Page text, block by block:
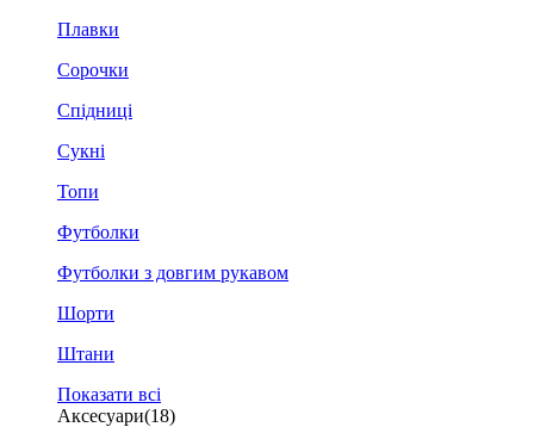
Плавки
Сорочки
Спідниці
Сукні
Топи
Футболки
Футболки з довгим рукавом
Шорти
Штани
Показати всі
Аксесуари(18)